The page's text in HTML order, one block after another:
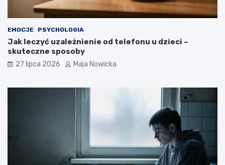
EMOCJE PSYCHOLOGIA
Jak leczyć uzależnienie od telefonu u dzieci –
skuteczne sposoby
27 lipca 2026 Maja Nowicka